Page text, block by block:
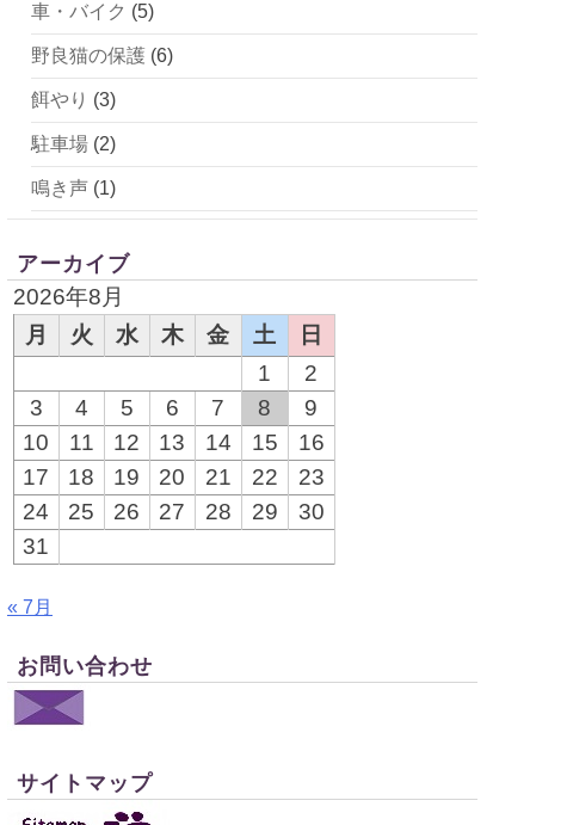
車・バイク (5)
野良猫の保護(6)
餌やり (3)
駐車場(2)
鳴き声(1)
アーカイブ
2026年8月
月
火 水 木 金 土
日
1
2
3
4 5 6 7 8
9
10
11 12 13 14 15
16
17
18 19 20 21 22
23
24
25 26 27 28 29
30
31
« 7月
お問い合わせ
サイトマップ